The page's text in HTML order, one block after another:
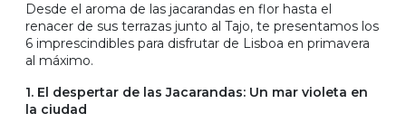
Desde el aroma de las jacarandas en flor hasta el
renacer de sus terrazas junto al Tajo, te presentamos los
6 imprescindibles para disfrutar de Lisboa en primavera
al máximo.
1. El despertar de las Jacarandas: Un mar violeta en
la ciudad